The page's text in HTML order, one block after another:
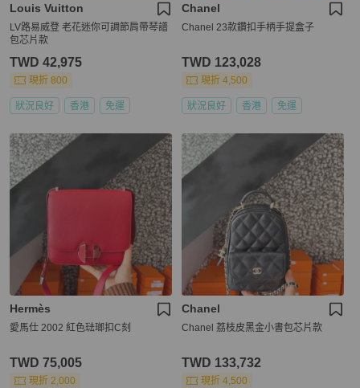
Louis Vuitton
LV路易威登 老花迷你可調節肩帶琴譜
包芯片款
TWD 42,975
現折 800
狀況良好 香港 免運
Chanel
Chanel 23款鑽扣手柄手提盒子
TWD 123,028
現折 4,500
狀況良好 香港 免運
Hermès
愛馬仕 2002 紅色琺瑯扣C刻
TWD 75,005
現折 2,000
Chanel
Chanel 荔枝皮黑金小書包芯片款
TWD 133,732
現折 4,500